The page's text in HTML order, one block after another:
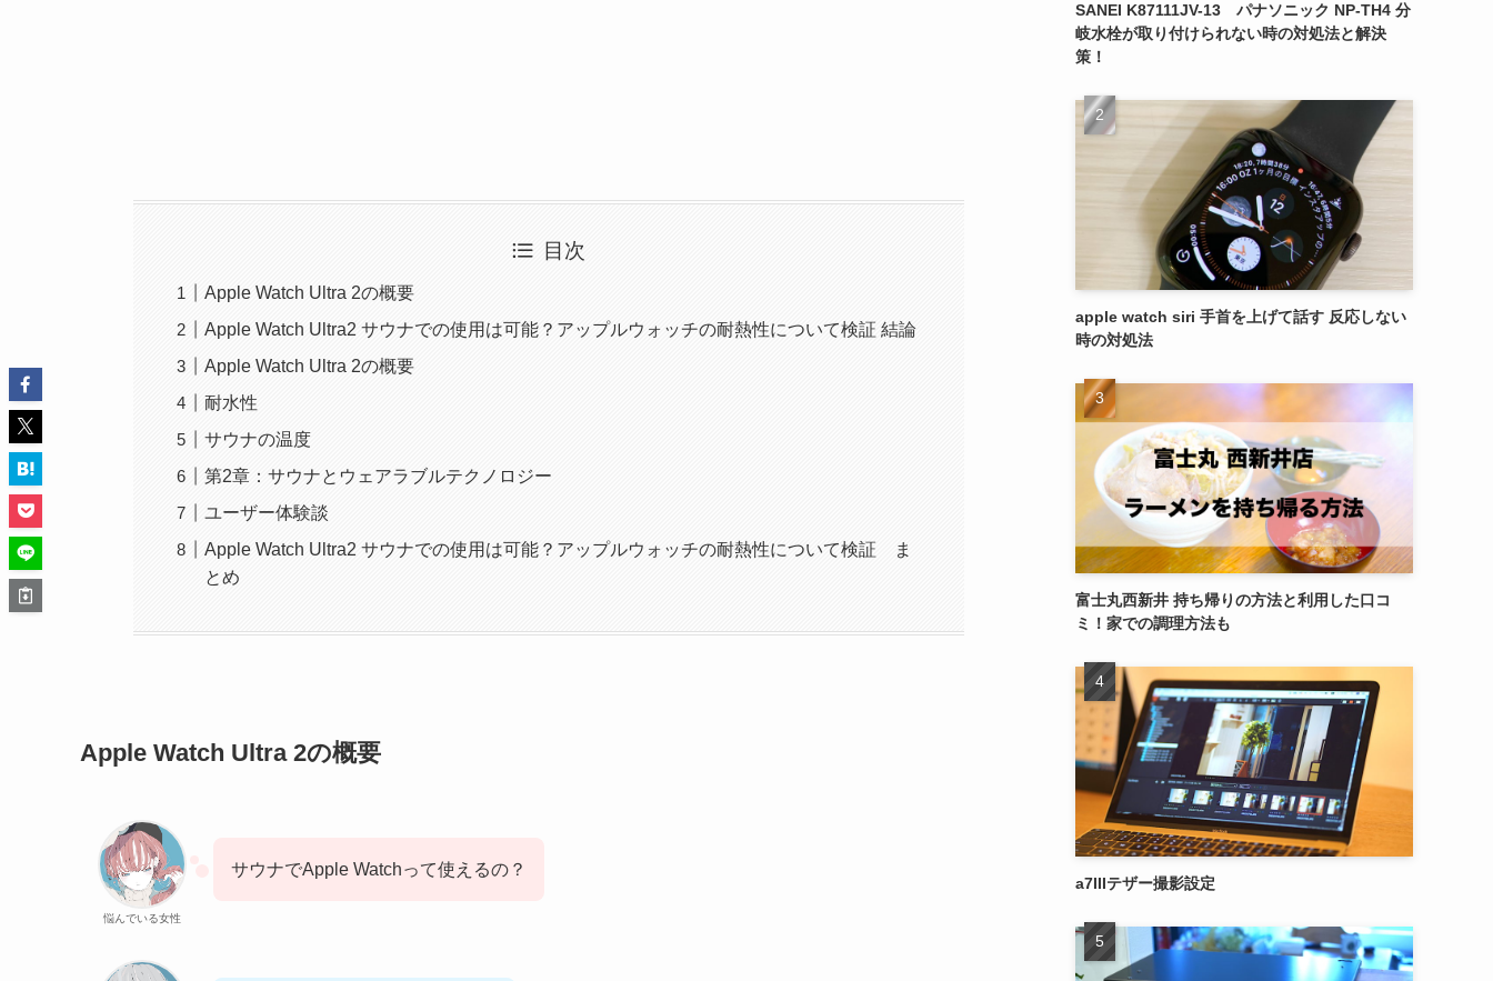
目次
Apple Watch Ultra 2の概要
Apple Watch Ultra2 サウナでの使用は可能？アップルウォッチの耐熱性について検証 結論
Apple Watch Ultra 2の概要
耐水性
サウナの温度
第2章：サウナとウェアラブルテクノロジー
ユーザー体験談
Apple Watch Ultra2 サウナでの使用は可能？アップルウォッチの耐熱性について検証 ま
とめ
Apple Watch Ultra 2の概要
悩んでいる女性
サウナでApple Watchって使えるの？
SANEI K87111JV-13 パナソニック NP-TH4 分
岐水栓が取り付けられない時の対処法と解決
策！
apple watch siri 手首を上げて話す 反応しない
時の対処法
富士丸西新井 持ち帰りの方法と利用した口コ
ミ！家での調理方法も
a7IIIテザー撮影設定